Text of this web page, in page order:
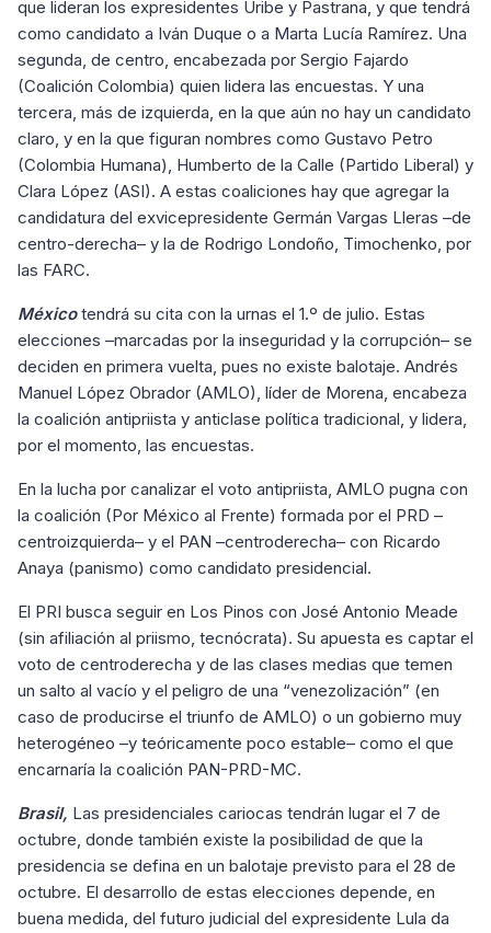
que lideran los expresidentes Uribe y Pastrana, y que tendrá
como candidato a Iván Duque o a Marta Lucía Ramírez. Una
segunda, de centro, encabezada por Sergio Fajardo
(Coalición Colombia) quien lidera las encuestas. Y una
tercera, más de izquierda, en la que aún no hay un candidato
claro, y en la que figuran nombres como Gustavo Petro
(Colombia Humana), Humberto de la Calle (Partido Liberal) y
Clara López (ASI). A estas coaliciones hay que agregar la
candidatura del exvicepresidente Germán Vargas Lleras –de
centro-derecha– y la de Rodrigo Londoño, Timochenko, por
las FARC.
Méxicotendrá su cita con la urnas el 1.º de julio. Estas
elecciones –marcadas por la inseguridad y la corrupción– se
deciden en primera vuelta, pues no existe balotaje. Andrés
Manuel López Obrador (AMLO), líder de Morena, encabeza
la coalición antipriista y anticlase política tradicional, y lidera,
por el momento, las encuestas.
En la lucha por canalizar el voto antipriista, AMLO pugna con
la coalición (Por México al Frente) formada por el PRD –
centroizquierda– y el PAN –centroderecha– con Ricardo
Anaya (panismo) como candidato presidencial.
El PRI busca seguir en Los Pinos con José Antonio Meade
(sin afiliación al priismo, tecnócrata). Su apuesta es captar el
voto de centroderecha y de las clases medias que temen
un salto al vacío y el peligro de una “venezolización” (en
caso de producirse el triunfo de AMLO) o un gobierno muy
heterogéneo –y teóricamente poco estable– como el que
encarnaría la coalición PAN-PRD-MC.
Brasil, Las presidenciales cariocas tendrán lugar el 7 de
octubre, donde también existe la posibilidad de que la
presidencia se defina en un balotaje previsto para el 28 de
octubre. El desarrollo de estas elecciones depende, en
buena medida, del futuro judicial del expresidente Lula da